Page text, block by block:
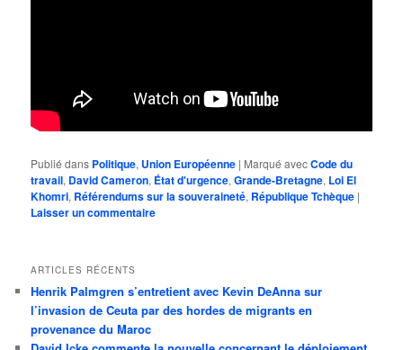
Publié dans Politique, Union Européenne | Marqué avecCode du
travail, David Cameron, État d'urgence,Grande-Bretagne, Loi El
Khomri, Référendums sur la souveraineté, République Tchèque |
Laisser un commentaire
ARTICLES RÉCENTS
Henrik Palmgren s’entretient avec Kevin DeAnna sur
l’invasion de Ceuta par des hordes de migrants en
provenance du Maroc